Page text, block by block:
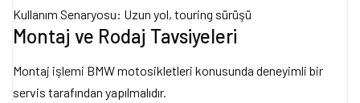
Kullanım Senaryosu: Uzun yol, touring sürüşü
Montaj ve Rodaj Tavsiyeleri
Montaj işlemi BMW motosikletleri konusunda deneyimli bir
servis tarafından yapılmalıdır.